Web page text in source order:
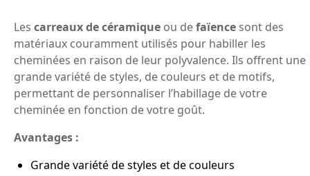
Les carreaux de céramique ou defaïence sont des
matériaux couramment utilisés pour habiller les
cheminées en raison de leur polyvalence. Ils offrent une
grande variété de styles, de couleurs et de motifs,
permettant de personnaliser l’habillage de votre
cheminée en fonction de votre goût.
Avantages :
Grande variété de styles et de couleurs